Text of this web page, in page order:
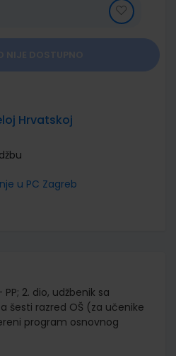
Hrvatskoj
u PC Zagreb
PP; 2. dio, udžbenik sa
šesti razred OŠ (za učenike
program osnovnog